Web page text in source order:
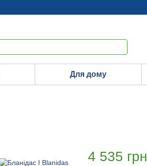
Для дому
4 535 грн